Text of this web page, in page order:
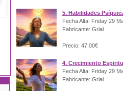
5. Habilidades
Fecha Alta: Friday 29
Fabricante: Grial
Precio: 47.00€
4. Crecimiento
Fecha Alta: Friday 29
Fabricante: Grial